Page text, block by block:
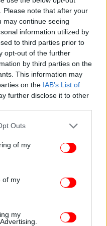
Please note that after your
may continue seeing
information utilized by
to third parties prior to
opt-out of the further
by third parties on the
This information may
on the IAB’s List of
further disclose it to other
uses one or more Google
You may click to
its third-party tags to
purposes in below Google
Outs
of my
of my
my